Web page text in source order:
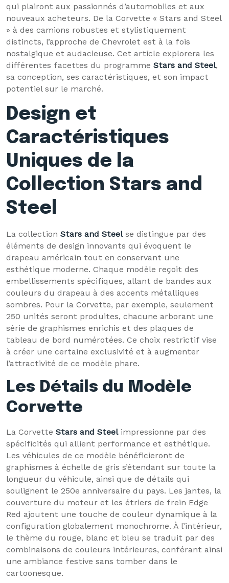
qui plairont aux passionnés d’automobiles et aux
nouveaux acheteurs. De la Corvette « Stars and Steel
» à des camions robustes et stylistiquement
distincts, l’approche de Chevrolet est à la fois
nostalgique et audacieuse. Cet article explorera les
différentes facettes du programme Stars and Steel,
sa conception, ses caractéristiques, et son impact
potentiel sur le marché.
Design et
Caractéristiques
Uniques de la
Collection Stars and
Steel
La collection Stars and Steelse distingue par des
éléments de design innovants qui évoquent le
drapeau américain tout en conservant une
esthétique moderne. Chaque modèle reçoit des
embellissements spécifiques, allant de bandes aux
couleurs du drapeau à des accents métalliques
sombres. Pour la Corvette, par exemple, seulement
250 unités seront produites, chacune arborant une
série de graphismes enrichis et des plaques de
tableau de bord numérotées. Ce choix restrictif vise
à créer une certaine exclusivité et à augmenter
l’attractivité de ce modèle phare.
Les Détails du Modèle
Corvette
La Corvette Stars and Steelimpressionne par des
spécificités qui allient performance et esthétique.
Les véhicules de ce modèle bénéficieront de
graphismes à échelle de gris s’étendant sur toute la
longueur du véhicule, ainsi que de détails qui
soulignent le 250e anniversaire du pays. Les jantes, la
couverture du moteur et les étriers de frein Edge
Red ajoutent une touche de couleur dynamique à la
configuration globalement monochrome. À l’intérieur,
le thème du rouge, blanc et bleu se traduit par des
combinaisons de couleurs intérieures, conférant ainsi
une ambiance festive sans tomber dans le
cartoonesque.